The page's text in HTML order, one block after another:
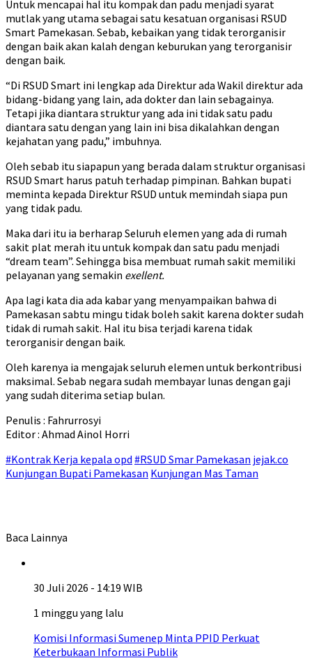
Untuk mencapai hal itu kompak dan padu menjadi syarat
mutlak yang utama sebagai satu kesatuan organisasi RSUD
Smart Pamekasan. Sebab, kebaikan yang tidak terorganisir
dengan baik akan kalah dengan keburukan yang terorganisir
dengan baik.
“Di RSUD Smart ini lengkap ada Direktur ada Wakil direktur ada
bidang-bidang yang lain, ada dokter dan lain sebagainya.
Tetapi jika diantara struktur yang ada ini tidak satu padu
diantara satu dengan yang lain ini bisa dikalahkan dengan
kejahatan yang padu,” imbuhnya.
Oleh sebab itu siapapun yang berada dalam struktur organisasi
RSUD Smart harus patuh terhadap pimpinan. Bahkan bupati
meminta kepada Direktur RSUD untuk memindah siapa pun
yang tidak padu.
Maka dari itu ia berharap Seluruh elemen yang ada di rumah
sakit plat merah itu untuk kompak dan satu padu menjadi
“dream team”. Sehingga bisa membuat rumah sakit memiliki
pelayanan yang semakin exellent.
Apa lagi kata dia ada kabar yang menyampaikan bahwa di
Pamekasan sabtu mingu tidak boleh sakit karena dokter sudah
tidak di rumah sakit. Hal itu bisa terjadi karena tidak
terorganisir dengan baik.
Oleh karenya ia mengajak seluruh elemen untuk berkontribusi
maksimal. Sebab negara sudah membayar lunas dengan gaji
yang sudah diterima setiap bulan.
Penulis : Fahrurrosyi
Editor : Ahmad Ainol Horri
#Kontrak Kerja kepala opd #RSUD Smar Pamekasan jejak.co
Kunjungan Bupati Pamekasan Kunjungan Mas Taman
Baca Lainnya
30 Juli 2026 - 14:19 WIB
1 minggu yang lalu
Komisi Informasi Sumenep Minta PPID Perkuat
Keterbukaan Informasi Publik